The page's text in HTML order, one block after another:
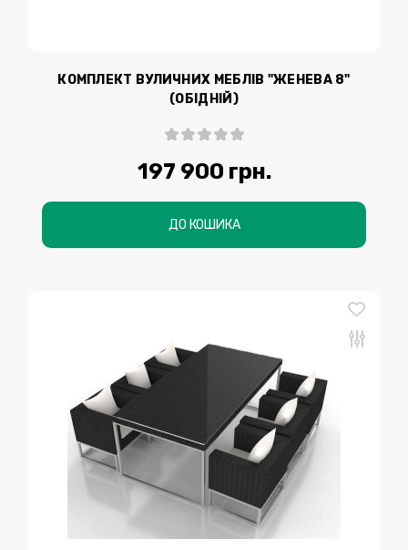
КОМПЛЕКТ ВУЛИЧНИХ МЕБЛІВ "ЖЕНЕВА 8"
(ОБІДНІЙ)
197 900 грн.
ДО КОШИКА